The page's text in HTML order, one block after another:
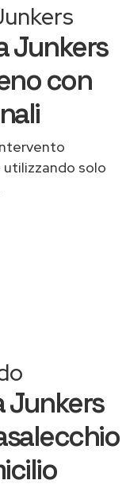
Junkers
con
utilizzando solo
Junkers